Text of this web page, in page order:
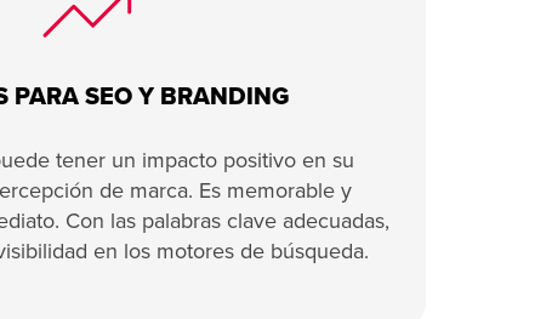
PARA SEO Y BRANDING
tener un impacto positivo en su
de marca. Es memorable y
Con las palabras clave adecuadas,
en los motores de búsqueda.